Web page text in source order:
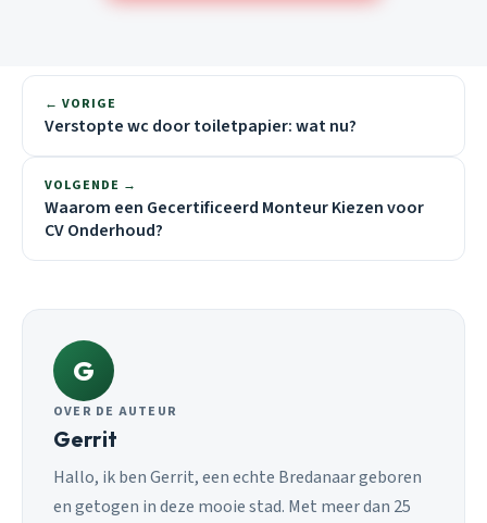
← VORIGE
Verstopte wc door toiletpapier: wat nu?
VOLGENDE →
Waarom een Gecertificeerd Monteur Kiezen voor
CV Onderhoud?
G
OVER DE AUTEUR
Gerrit
Hallo, ik ben Gerrit, een echte Bredanaar geboren
en getogen in deze mooie stad. Met meer dan 25